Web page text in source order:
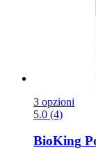
3 opzioni
5.0 (4)
BioKing